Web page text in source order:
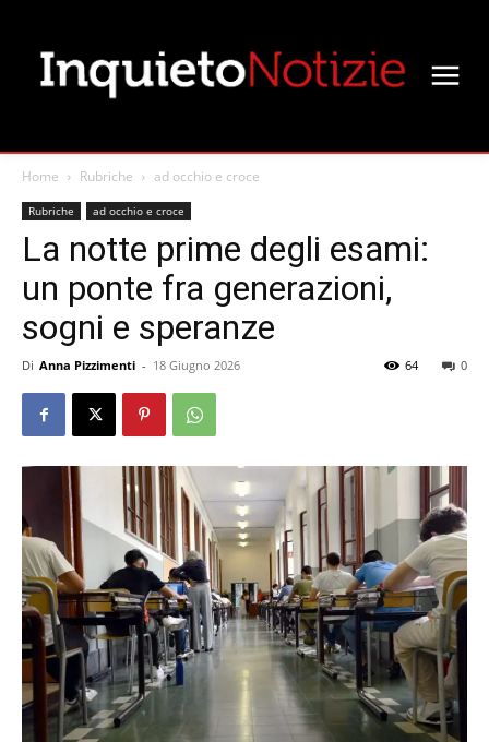
Home Rubriche ad occhio e croce
Rubriche ad occhio e croce
La notte prime degli esami:
un ponte fra generazioni,
sogni e speranze
Di Anna Pizzimenti - 18 Giugno 2026 0
64